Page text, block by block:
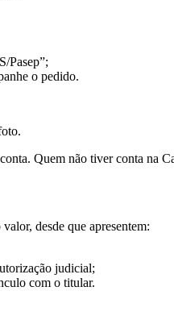
Pasep”;
o pedido.
Quem não tiver conta na
desde que apresentem:
judicial;
com o titular.